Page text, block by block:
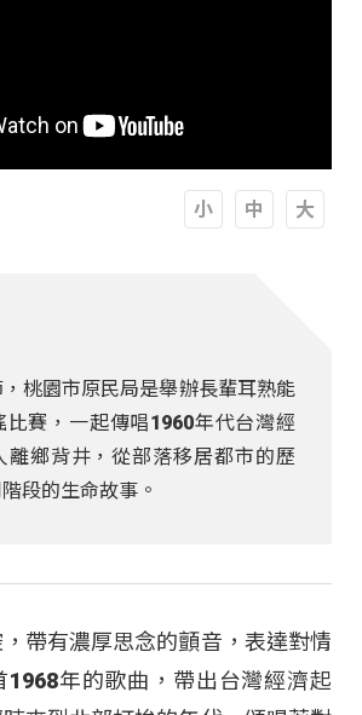
桃園市原民局是舉辦長輩耳熟能
比賽，一起傳唱1960年代台灣經
離鄉背井，從部落移居都市的歷
段的生命故事。
帶有濃厚思念的顫音，表達對情
1968年的歌曲，帶出台灣經濟起